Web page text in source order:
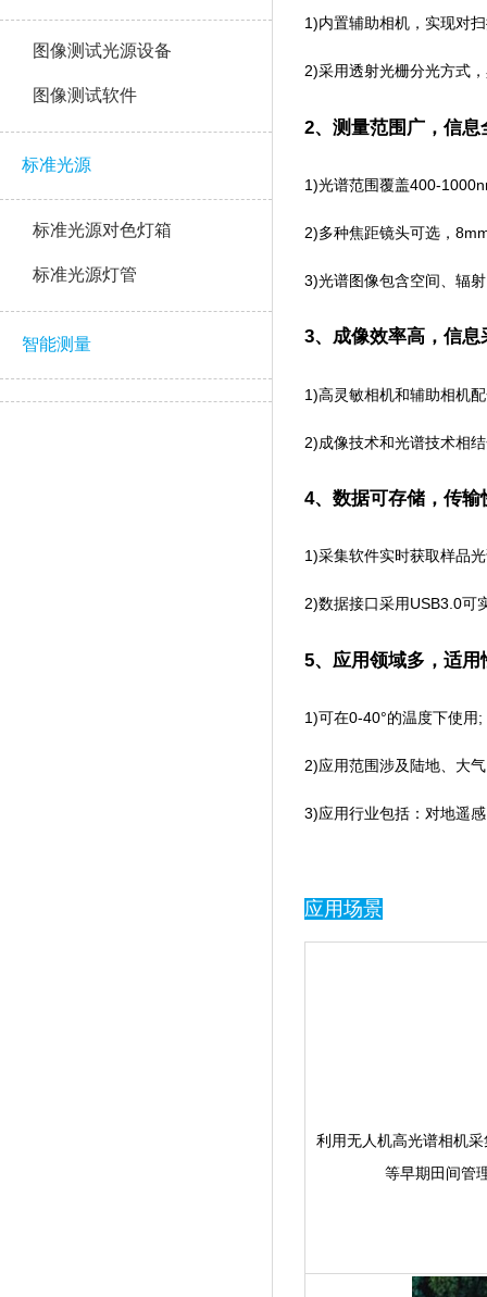
图像测试光源设备
图像测试软件
标准光源
标准光源对色灯箱
标准光源灯管
智能测量
1)内置辅助相机，实现
2)采用透射光栅分光方式
2、测量范围广，信
1)光谱范围覆盖400-
2)多种焦距镜头可选，
3)光谱图像包含空间、辐
3、成像效率高，信
1)高灵敏相机和辅助相机配合
2)成像技术和光谱技术相结
4、数据可存储，传
1)采集软件实时获取样品光
2)数据接口采用USB3.0可
5、应用领域多，适
1)可在0-40°的温度下使用;
2)应用范围涉及陆地、大
3)应用行业包括：对地遥感
应用场景
利用无人机高光谱相机采集
等早期田间管理